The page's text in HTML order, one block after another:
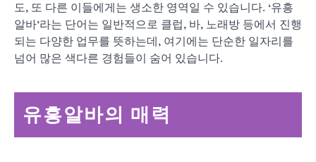
도, 또 다른 이들에게는 생소한 영역일 수 있습니다. ‘유흥
알바’라는 단어는 일반적으로 클럽, 바, 노래방 등에서 진행
되는 다양한 업무를 뜻하는데, 여기에는 단순한 일자리를
넘어 많은 색다른 경험들이 숨어 있습니다.
유흥알바의 매력